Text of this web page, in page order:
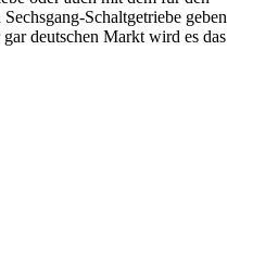
Schaltgetriebe geben
deutschen Markt wird es das